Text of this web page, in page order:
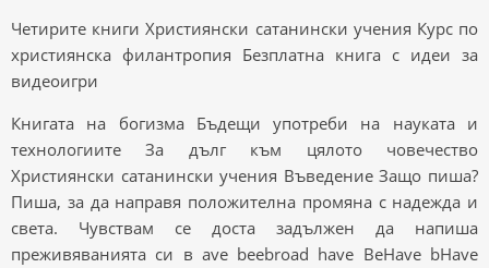
Четирите книги Християнски сатанински учения Курс по
християнска филантропия Безплатна книга с идеи за
видеоигри
Книгата на богизма Бъдещи употреби на науката и
технологиите За дълг към цялото човечество
Християнски сатанински учения Въведение Защо пиша?
Пиша, за да направя положителна промяна с надежда и
света. Чувствам се доста задължен да напиша
преживяванията си в ave beebroad have BeHave bHave